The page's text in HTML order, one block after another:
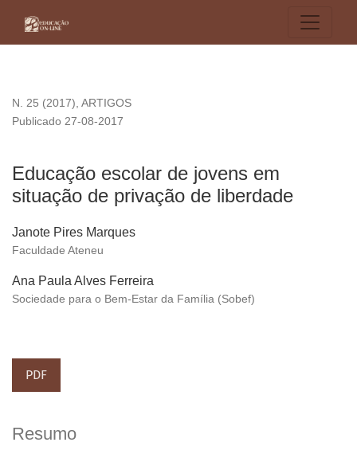
N. 25 (2017), ARTIGOS
Educação escolar de jovens em
situação de privação de liberdade
Publicado 27-08-2017
Janote Pires Marques
Faculdade Ateneu
Ana Paula Alves Ferreira
Sociedade para o Bem-Estar da Família (Sobef)
PDF
Resumo